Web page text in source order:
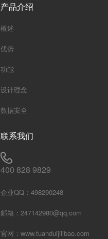
产品介绍
概述
优势
功能
设计理念
数据安全
联系我们
400 828 9829
企业QQ：498290248
邮箱：247142980@qq.com
官网： www.tuanduijilibao.com